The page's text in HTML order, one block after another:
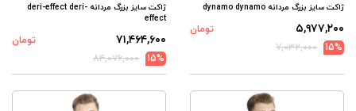
ژاکت سایز بزرگ مردانه dynamo dynamo
۵,۹۷۷,۲۰۰
تومان
15%
۷,۰۳۲,۰۰۰
ژاکت سایز بزرگ مردانه deri-effect deri-
effect
۷۱,۴۶۴,۶۰۰
تومان
15%
۸۴,۰۷۶,۰۰۰